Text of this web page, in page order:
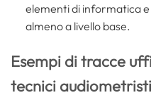
elementi di informatica e
almeno a livello base.
Esempi di tracce
tecnici audiometristi